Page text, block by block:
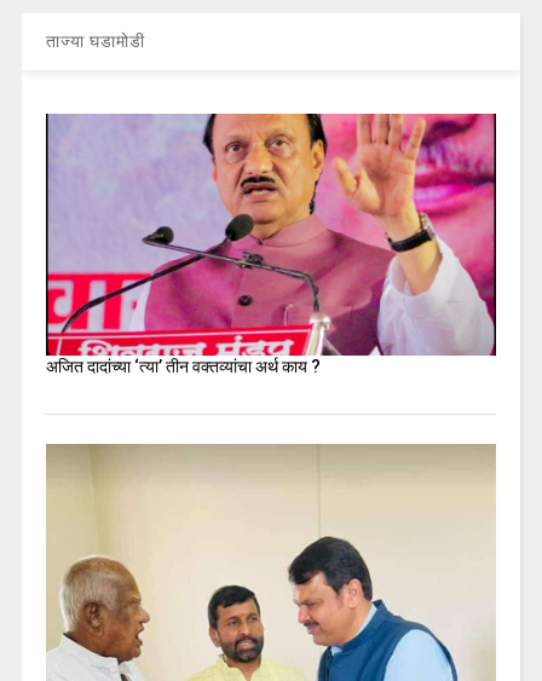
ताज्या घडामोडी
अजित दादांच्या ‘त्या’ तीन वक्तव्यांचा अर्थ काय ?